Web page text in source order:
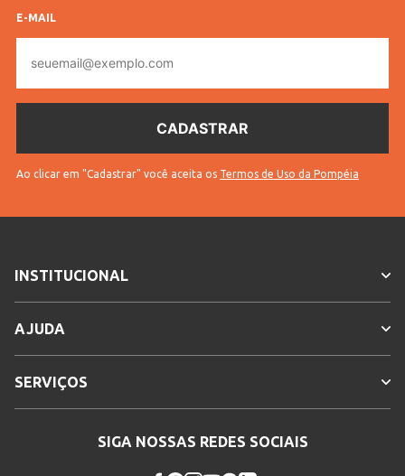
E-MAIL
mail
Ao clicar em "Cadastrar" você aceita os Termos de Uso da Pompéia
INSTITUCIONAL
AJUDA
SERVIÇOS
SIGA NOSSAS REDES SOCIAIS